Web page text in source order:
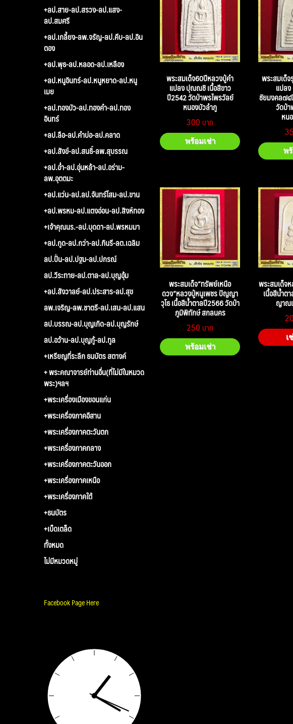
พระสมเด็จ60ปีหลวงปู่คำ
แปลง ปุณณชิ เนื้อสีขาว
ปี2542 วัดป่าพรไพรวัลย์
หนองบัวลำภู
300
พร้อมเช่า
พระสมเด็
แปล
ชัยมงคล๗๔
วัดป่
หน
พ
พระสมเด็จ”ทรัพย์เหนือ
ดวง”หลวงปู่หนูเพชร ปัญญา
วุโธ เนื้อสีน้ำตาลปี2566 วัดป่า
ภูมิพิทักษ์ สกลนคร
250
พร้อมเช่า
พระสมเด็จ
เนื้อสีน้ำต
ญาณ
เ
+ลป.สาย-ลป.สรวง-ลป.แสง-
ลป.สมศรี
+ลป.เกลี้ยง-ลพ.จรัญ-ลป.คีบ-ลป.อิน
ตอง
+ลป.พุธ-ลป.หลอด-ลป.เหลือง
+ลป.หนูอินทร์-ลป.หนูหยาด-ลป.หนู
เมย
+ลป.ทองบัว-ลป.ทองคำ-ลป.ทอง
อินทร์
+ลป.ลือ-ลป.คำบ่อ-ลป.คลาด
+ลป.สังข์-ลป.สนธิ์-ลพ.สุบรรณ
+ลป.อ่ำ-ลป.อุ่นหล้า-ลป.อร่าม-
ลพ.อุตตมะ
+ลป.แว่น-ลป.ลป.จันทร์โสม-ลป.ขาน
+ลป.พรหม-ลป.แตงอ่อน-ลป.สิงห์ทอง
+เจ้าคุณนร.-ลป.บุดดา-ลป.พรหมมา
+ลป.กูด-ลป.กว่า-ลป.กินรี-ลต.เฉลิม
ลป.ปั่น-ลป.ปฐม-ลป.ปกรณ์
ลป.วีระทาย-ลป.ตาล-ลป.บุญอุ้ม
+ลป.สังวาลย์-ลป.ประสาร-ลป.สุข
ลพ.เจริญ-ลพ.ชาตรี-ลป.เสน-ลป.แสน
ลป.บรรณ-ลป.บุญเกิด-ลป.บุญรักษ์
ลป.อว้าน-ลป.บุญกู้-ลป.ทูล
+เหรียญที่ระลึก ธนบัตร สตางค์
+ พระคณาจารย์ท่านอื่น(ที่ไม่มีในหมวด
พระ)ฯลฯ
+พระเครื่องเมืองขอนแก่น
+พระเครื่องภาคอีสาน
+พระเครื่องภาคตะวันตก
+พระเครื่องภาคกลาง
+พระเครื่องภาคตะวันออก
+พระเครื่องภาคเหนือ
+พระเครื่องภาคใต้
+ธนบัตร
+เบ็ดเตล็ด
ทั้งหมด
ไม่มีหมวดหมู่
Facebook Page Here